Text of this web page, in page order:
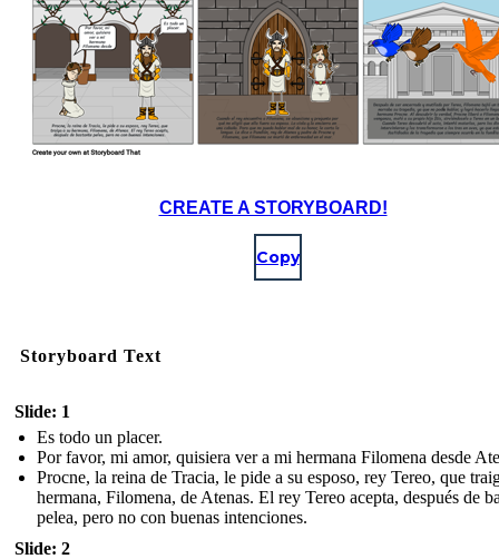
CREATE A STORYBOARD!
Copy
Storyboard Text
Slide: 1
Es todo un placer.
Por favor, mi amor, quisiera ver a mi hermana Filomena desde
Procne, la reina de Tracia, le pide a su esposo, rey Tereo, que
hermana, Filomena, de Atenas. El rey Tereo acepta, después de
pelea, pero no con buenas intenciones.
Slide: 2